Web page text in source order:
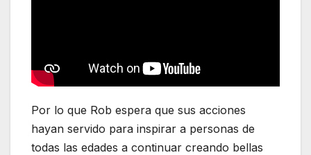
Por lo que Rob espera que sus acciones
hayan servido para inspirar a personas de
todas las edades a continuar creando bellas